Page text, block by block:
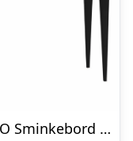
MIMO Sminkebord med spejl 105x35cm sorte ben / rød